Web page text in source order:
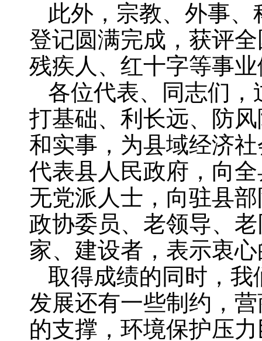
此外，宗教、外事
登记圆满完成，获评
残疾人、红十字等事
各位代表、同志们
打基础、利长远、防
和实事，为县域经济
代表县人民政府，向
无党派人士，向驻县
政协委员、老领导、
家、建设者，表示衷
取得成绩的同时，
发展还有一些制约，
的支撑，环境保护压